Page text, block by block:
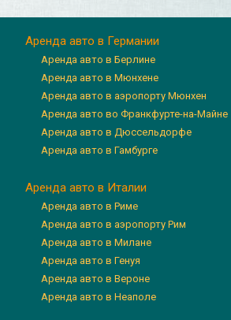
Аренда авто в Германии
Аренда авто в Берлине
Аренда авто в Мюнхене
Аренда авто в аэропорту Мюнхен
Аренда авто во Франкфурте-на-Майне
Аренда авто в Дюссельдорфе
Аренда авто в Гамбурге
Аренда авто в Италии
Аренда авто в Риме
Аренда авто в аэропорту Рим
Аренда авто в Милане
Аренда авто в Генуя
Аренда авто в Вероне
Аренда авто в Неаполе